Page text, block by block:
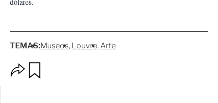
TEMAS:Museos Louvre Arte